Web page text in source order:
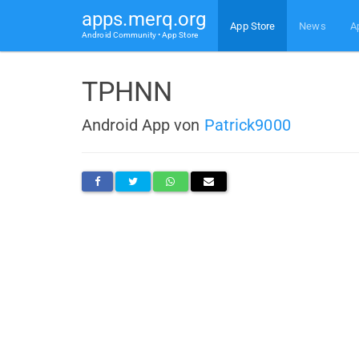
apps.merq.org
Android Community • App Store
App Store News
TPHNN
Android App von Patrick9000